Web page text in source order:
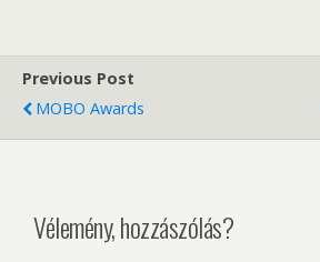
Previous Post
MOBO Awards
Vélemény, hozzászólás?